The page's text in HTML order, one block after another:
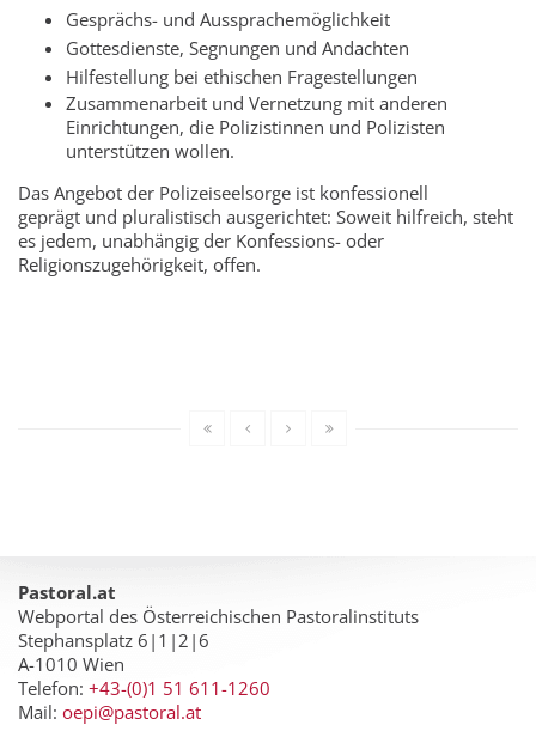
Gesprächs- und Aussprachemöglichkeit
Gottesdienste, Segnungen und Andachten
Hilfestellung bei ethischen Fragestellungen
Zusammenarbeit und Vernetzung mit anderen
Einrichtungen, die Polizistinnen und Polizisten
unterstützen wollen.
Das Angebot der Polizeiseelsorge ist konfessionell
geprägt und pluralistisch ausgerichtet: Soweit hilfreich, steht
es jedem, unabhängig der Konfessions- oder
Religionszugehörigkeit, offen.
Pastoral.at
Webportal des Österreichischen Pastoralinstituts
Stephansplatz 6|1|2|6
A-1010 Wien
Telefon: +43-(0)1 51 611-1260
Mail: oepi@pastoral.at